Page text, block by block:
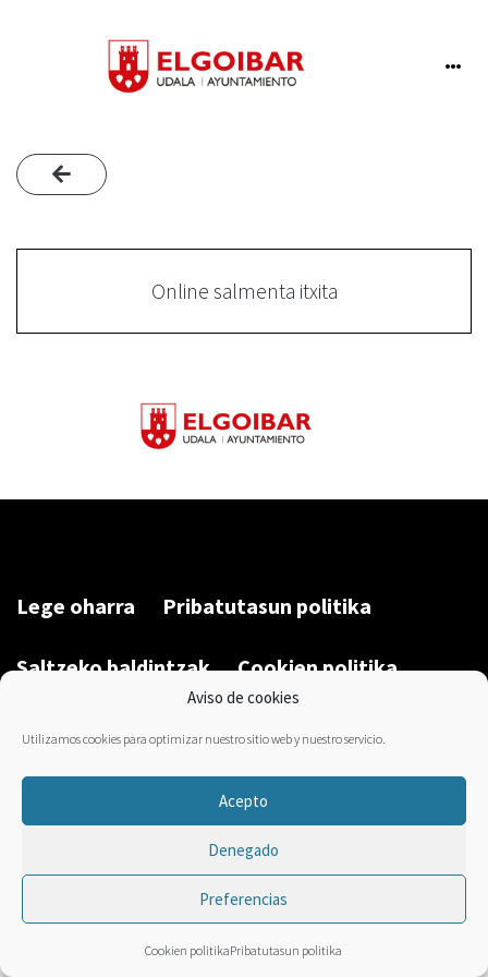
Aviso de cookies
Utilizamos cookies para optimizar nuestro sitio web y nuestro servicio.
Acepto
Denegado
Preferencias
Cookien politikaPribatutasun politika
Online salmenta itxita
Lege oharra Pribatutasun politika
Saltzeko baldintzak Cookien politika
Garatu du/Desarrollado por:Bravo Manager2026